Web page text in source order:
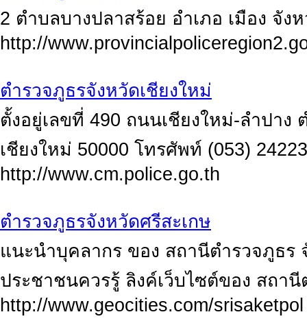
2 ตำบลบางปลาสร้อย อำเภอ เมือง จัง
http://
ตำรวจภูธรจังหวัดเชียงใหม่
ตั้งอยู่เลขที่ 490 ถนนเชียงใหม่-ลำปาง
เชียงใหม่ 50000 โทรศัพท์ (053)
http://www.cm.police.go.th
ตำรวจภูธรจังหวัดศรีสะเกษ
แนะนำบุคลากร ของ สถานีตำรวจภูธร
ประชาชนควรรู้ ลิงค์เว็บไซต์ของ สถานี
http://www.geocities.com/srisaketpol